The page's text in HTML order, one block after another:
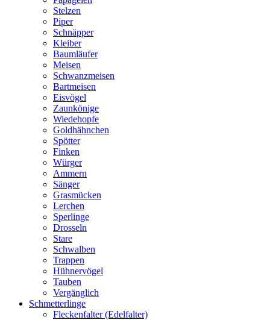
Stelzen
Piper
Schnäpper
Kleiber
Baumläufer
Meisen
Schwanzmeisen
Bartmeisen
Eisvögel
Zaunkönige
Wiedehopfe
Goldhähnchen
Spötter
Finken
Würger
Ammern
Sänger
Grasmücken
Lerchen
Sperlinge
Drosseln
Stare
Schwalben
Trappen
Hühnervögel
Tauben
Vergänglich
Schmetterlinge
Fleckenfalter (Edelfalter)